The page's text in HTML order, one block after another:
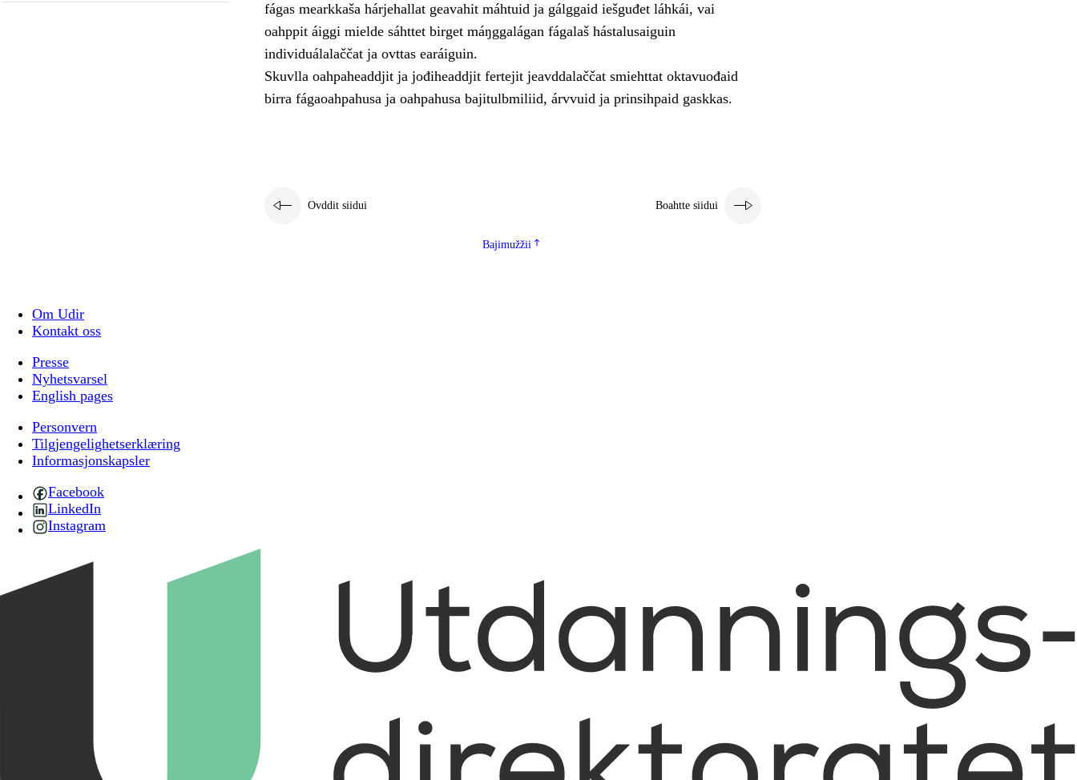
fágas mearkkaša hárjehallat geavahit máhtuid ja gálggaid iešguđet láhkái, vai
oahppit áiggi mielde sáhttet birget máŋggalágan fágalaš hástalusaiguin
individuálalaččat ja ovttas earáiguin.
Skuvlla oahpaheaddjit ja jođiheaddjit fertejit jeavddalaččat smiehttat oktavuođaid
birra fágaoahpahusa ja oahpahusa bajitulbmiliid, árvvuid ja prinsihpaid gaskkas.
Ovddit siidui Boahtte siidui
Bajimužžii
Om Udir
Kontakt oss
Presse
Nyhetsvarsel
English pages
Personvern
Tilgjengelighetserklæring
Informasjonskapsler
Facebook
LinkedIn
Instagram